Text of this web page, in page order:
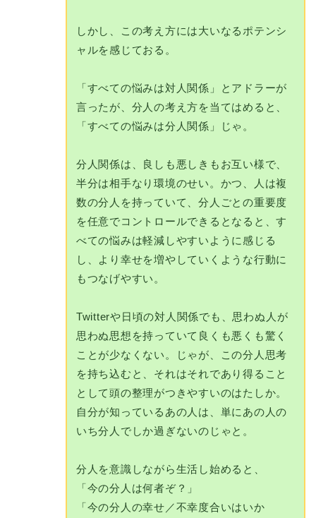
しかし、この考え方には大いなるポテンシ
ャルを感じておる。
「すべての悩みは対人関係」とアドラーが
言ったが、分人の考え方を当てはめると、
「すべての悩みは分人関係」じゃ。
分人関係は、良しも悪しきもお互い様で、
半分は相手なり環境のせい。かつ、人は複
数の分人を持っていて、分人ごとの重要度
を任意でコントロールできるとなると、す
べての悩みは軽減しやすいように感じる
し、より幸せを増やしていくような行動に
もつなげやすい。
Twitterや日頃の対人関係でも、思わぬ人が
思わぬ思想を持っていて良くも悪くも驚く
ことが少なくない。じゃが、この分人思考
を持ち込むと、それはそれであり得ること
として頭の整理がつきやすいのはたしか。
自分が知っているあの人は、単にあの人の
いち分人でしか過ぎないのじゃと。
分人を意識しながら生活し始めると、
「今の分人は何者ぞ？」
「今の分人の幸せ／不幸度合いはいか